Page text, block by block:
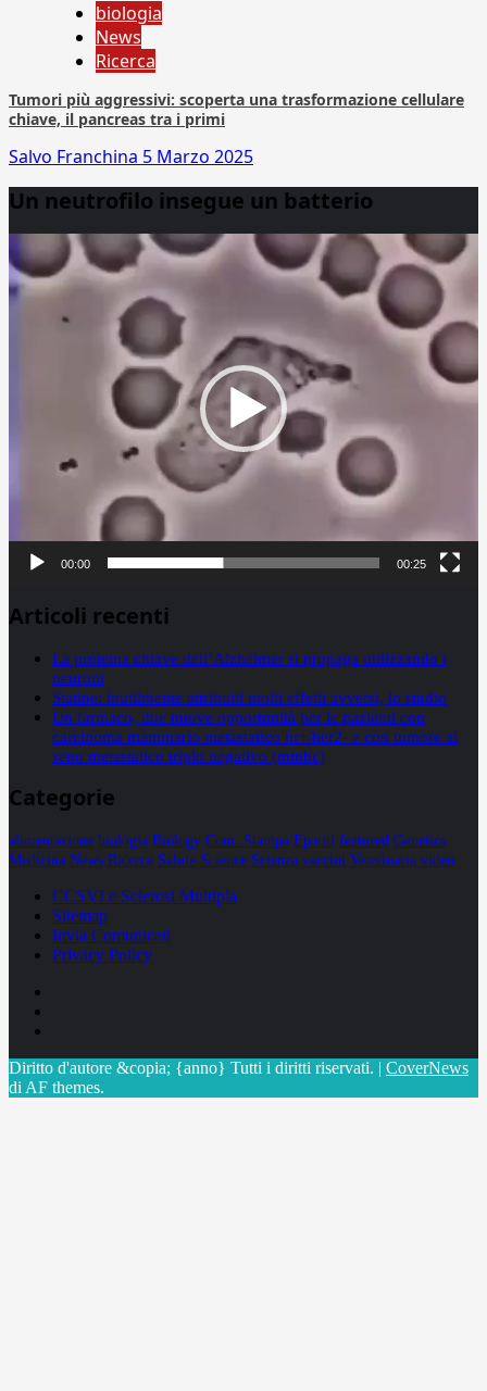
biologia
News
Ricerca
Tumori più aggressivi: scoperta una trasformazione cellulare
chiave, il pancreas tra i primi
Salvo Franchina 5 Marzo 2025
Un neutrofilo insegue un batterio
Player
00:00 00:25
Articoli recenti
La proteina chiave dell’Alzheimer si propaga utilizzando i
neuroni
Statine: inutilmente attribuiti molti effetti avversi, lo studio
Un farmaco, due nuove opportunità per le pazienti con
carcinoma mammario metastatico hr+/her2- e con tumore al
seno metastatico triplo negativo (mtnbc)
Categorie
alimentazione biologia Biology Com. Stampa Epatiti featured Genetica
Medicina News Ricerca Salute Science Scienza vaccini Veterinaria video
CCSVI e Sclerosi Multipla
Sitemap
Invia Comunicati
Privacy Policy
Diritto d'autore &copia; {anno} Tutti i diritti riservati. | CoverNews
di AF themes.